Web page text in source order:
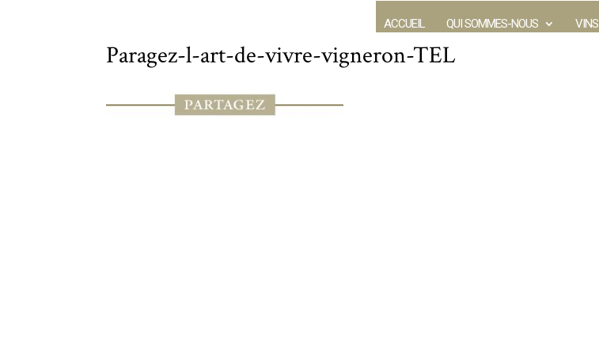
ACCUEIL QUI SOMMES-NOUS VINS
Paragez-l-art-de-vivre-vigneron-TEL